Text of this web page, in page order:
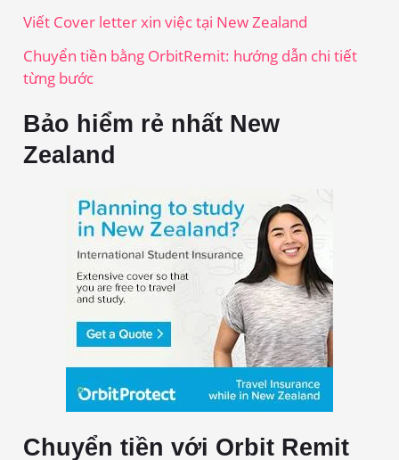
Viết Cover letter xin việc tại New Zealand
Chuyển tiền bằng OrbitRemit: hướng dẫn chi tiết
từng bước
Bảo hiểm rẻ nhất New
Zealand
Chuyển tiền với Orbit Remit